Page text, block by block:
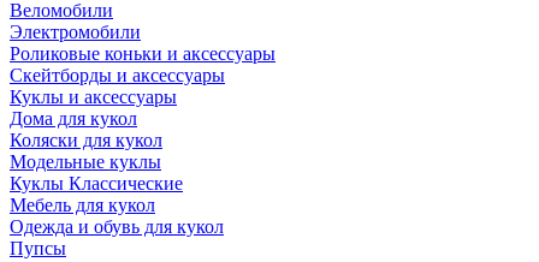
Веломобили
Электромобили
Роликовые коньки и аксессуары
Скейтборды и аксессуары
Куклы и аксессуары
Дома для кукол
Коляски для кукол
Модельные куклы
Куклы Классические
Мебель для кукол
Одежда и обувь для кукол
Пупсы